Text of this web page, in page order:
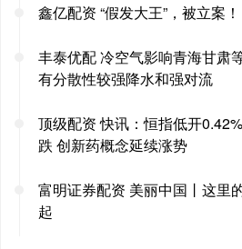
鑫亿配资 “假发大王”，被立案！
丰泰优配 冷空气影响青海甘肃
有分散性较强降水和强对流
顶级配资 快讯：恒指低开
跌 创新药概念延续涨势
富明证券配资 美丽中国丨这里
起